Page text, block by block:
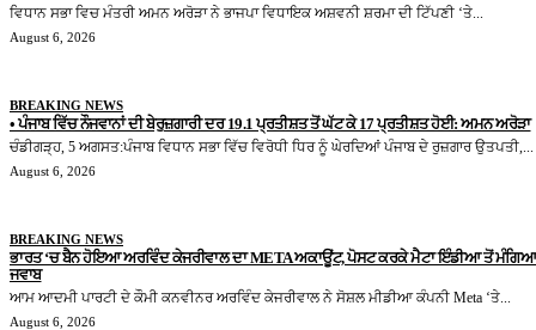
ਵਿਧਾਨ ਸਭਾ ਵਿਚ ਮੰਤਰੀ ਅਮਨ ਅਰੋੜਾ ਨੇ ਭਾਜਪਾ ਵਿਧਾਇਕ ਅਸ਼ਵਨੀ ਸ਼ਰਮਾ ਦੀ ਟਿੱਪਣੀ ‘ਤੇ...
August 6, 2026
BREAKING NEWS
• ਪੰਜਾਬ ਵਿੱਚ ਨੌਜਵਾਨਾਂ ਦੀ ਬੇਰੁਜ਼ਗਾਰੀ ਦਰ 19.1 ਪ੍ਰਤੀਸ਼ਤ ਤੋਂ ਘੱਟ ਕੇ 17 ਪ੍ਰਤੀਸ਼ਤ ਹੋਈ: ਅਮਨ ਅਰੋੜਾ
ਚੰਡੀਗੜ੍ਹ, 5 ਅਗਸਤ:ਪੰਜਾਬ ਵਿਧਾਨ ਸਭਾ ਵਿੱਚ ਵਿਰੋਧੀ ਧਿਰ ਨੂੰ ਘੇਰਦਿਆਂ ਪੰਜਾਬ ਦੇ ਰੁਜ਼ਗਾਰ ਉਤਪਤੀ,...
August 6, 2026
BREAKING NEWS
ਭਾਰਤ ‘ਚ ਬੈਨ ਹੋਇਆ ਅਰਵਿੰਦ ਕੇਜਰੀਵਾਲ ਦਾ META ਅਕਾਊਂਟ, ਪੋਸਟ ਕਰਕੇ ਮੈਟਾ ਇੰਡੀਆ ਤੋਂ ਮੰਗਿਆ
ਜਵਾਬ
ਆਮ ਆਦਮੀ ਪਾਰਟੀ ਦੇ ਕੌਮੀ ਕਨਵੀਨਰ ਅਰਵਿੰਦ ਕੇਜਰੀਵਾਲ ਨੇ ਸੋਸ਼ਲ ਮੀਡੀਆ ਕੰਪਨੀ Meta ‘ਤੇ...
August 6, 2026